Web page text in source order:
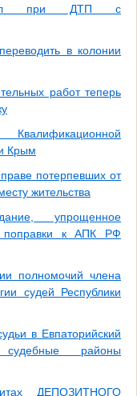
дел при ДТП с
в колонии
работ теперь
Крым
потерпевших от
жительства
упрощенное
поправки к АПК РФ
полномочий члена
судей Республики
в Евпаторийский
районы
ДЕПОЗИТНОГО